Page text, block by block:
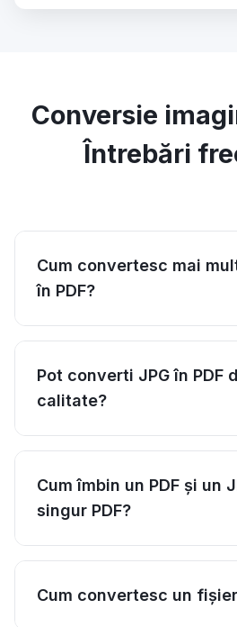
Conversie
Întrebări
Cum convertesc mai
în PDF?
Pot converti JPG în PDF
calitate?
Cum îmbin un PDF și un
singur PDF?
Cum convertesc un fișier